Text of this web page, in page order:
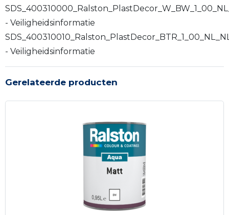
- Veiligheidsinformatie
- Veiligheidsinformatie
Gerelateerde producten